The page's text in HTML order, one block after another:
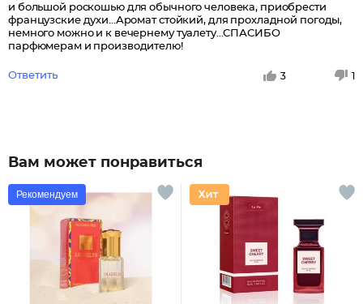
и большой роскошью для обычного человека, приобрести
французские духи...Аромат стойкий, для прохладной погоды,
немного можно и к вечернему туалету...СПАСИБО
парфюмерам и производителю!
Ответить 3 1
Вам может понравиться
Рекомендуем